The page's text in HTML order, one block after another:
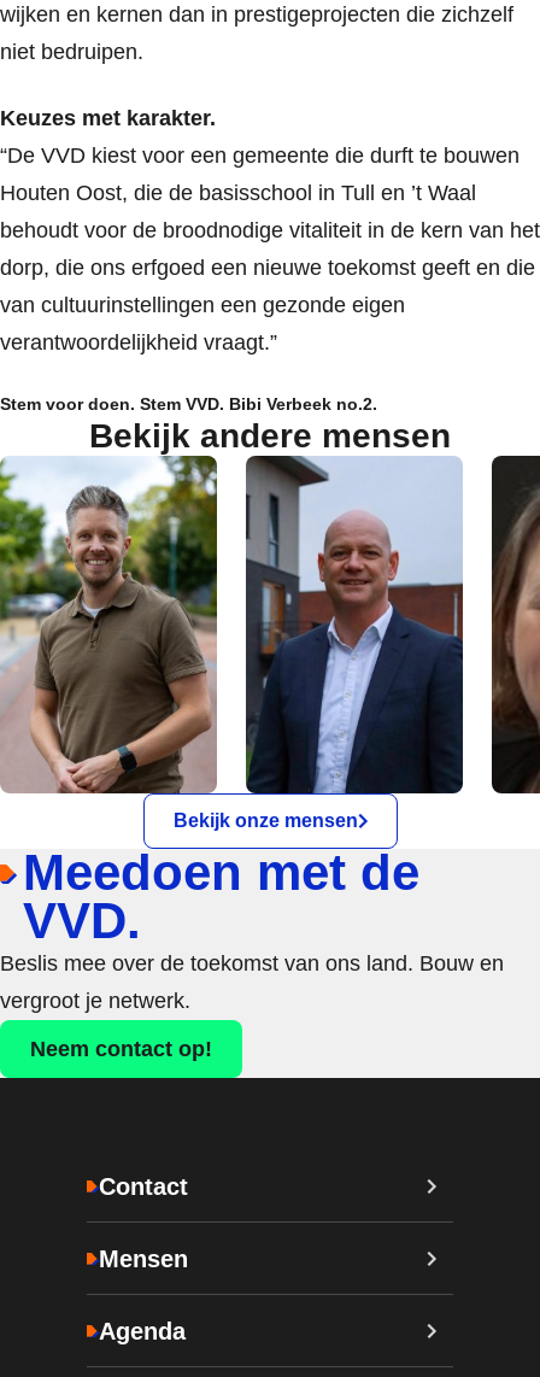
wijken en kernen dan in prestigeprojecten die zichzelf
niet bedruipen.
Keuzes met karakter.
“De VVD kiest voor een gemeente die durft te bouwen
Houten Oost, die de basisschool in Tull en ’t Waal
behoudt voor de broodnodige vitaliteit in de kern van het
dorp, die ons erfgoed een nieuwe toekomst geeft en die
van cultuurinstellingen een gezonde eigen
verantwoordelijkheid vraagt.”
Stem voor doen. Stem VVD. Bibi Verbeek no.2.
Bekijk andere mensen
Bekijk onze mensen
Meedoen met de
VVD.
Beslis mee over de toekomst van ons land. Bouw en
vergroot je netwerk.
Neem contact op!
Contact
Mensen
Agenda